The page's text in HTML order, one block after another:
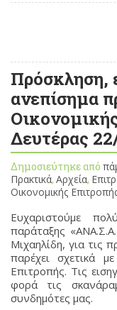
Πρόσκληση,
ανεπίσημα
Δευτέρας
Δημοσιεύτηκε από
Πρακτικά, Αρχεία,
Οικονομικής
Ευχαριστούμε
παράταξης
Μιχαηλίδη, για τις
παρέχει σχετικά
Επιτροπής. Τις
φορά τις
συνδημότες μας.